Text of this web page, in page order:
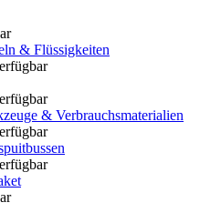
& Flüssigkeiten
& Verbrauchsmaterialien